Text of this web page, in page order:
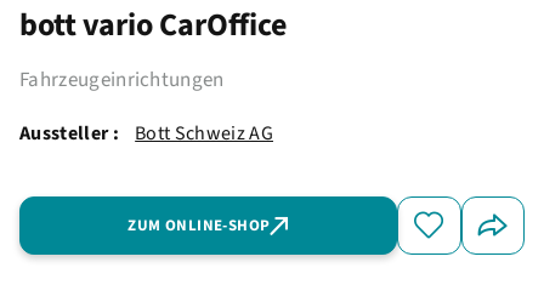
bott vario CarOffice
Fahrzeugeinrichtungen
Aussteller : Bott Schweiz AG
ZUM ONLINE-SHOP